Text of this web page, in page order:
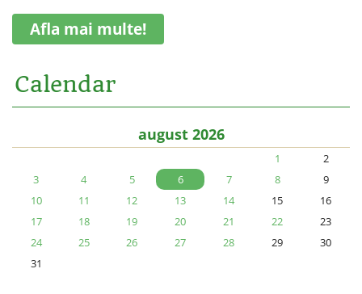
Afla mai multe!
Calendar
august 2026
1
2
3
4 5 6 7 8
9
10
11 12 13 14 15
16
17
18 19 20 21 22
23
24
25 26 27 28 29
30
31